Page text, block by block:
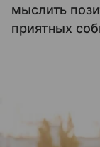
мыслить
приятных